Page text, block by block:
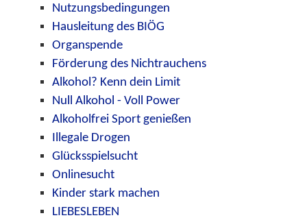
Nutzungsbedingungen
Hausleitung des BIÖG
Organspende
Förderung des Nichtrauchens
Alkohol? Kenn dein Limit
Null Alkohol - Voll Power
Alkoholfrei Sport genießen
Illegale Drogen
Glücksspielsucht
Onlinesucht
Kinder stark machen
LIEBESLEBEN